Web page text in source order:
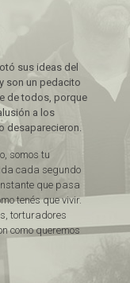
sus ideas del
son un pedacito
de todos, porque
a los
desaparecieron.
somos tu
cada segundo
que pasa
tenés que vivir.
torturadores
como queremos